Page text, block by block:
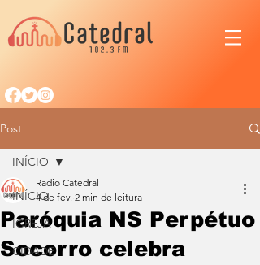
Post
INÍCIO
IGREJA
CIDADE
INÍCIO
Paróquia NS Perpétuo
Socorro celebra
Radio Catedral
4 de fev. 2 min de leitura